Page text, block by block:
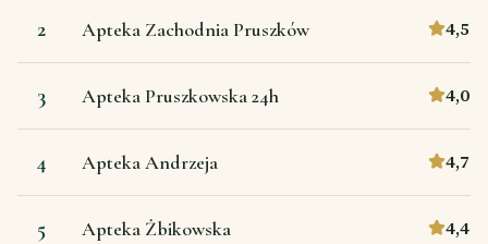
2 Apteka Zachodnia Pruszków 4,5
3 Apteka Pruszkowska 24h 4,0
4 Apteka Andrzeja 4,7
5 Apteka Żbikowska 4,4